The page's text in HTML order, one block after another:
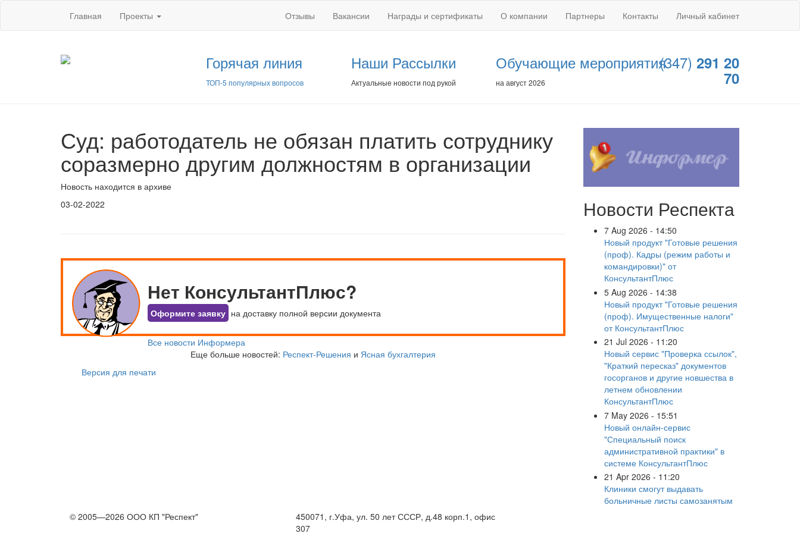
Главная Проекты Отзывы Вакансии Награды и сертификаты О компании Партнеры Контакты Личный кабинет
Горячая линия
ТОП-5 популярных вопросов
Наши Рассылки
Актуальные новости под рукой
Обучающие мероприятия
на август 2026
(347) 291 20
70
Суд: работодатель не обязан платить сотруднику
соразмерно другим должностям в организации
Новость находится в архиве
03-02-2022
Нет КонсультантПлюс?
Оформите заявку на доставку полной версии документа
Все новости Информера
Еще больше новостей: Респект-Решения и Ясная бухгалтерия
Версия для печати
Новости Респекта
7 Aug 2026 - 14:50
Новый продукт "Готовые решения
(проф). Кадры (режим работы и
командировки)" от
КонсультантПлюс
5 Aug 2026 - 14:38
Новый продукт "Готовые решения
(проф). Имущественные налоги"
от КонсультантПлюс
21 Jul 2026 - 11:20
Новый сервис "Проверка ссылок",
"Краткий пересказ" документов
госорганов и другие новшества в
летнем обновлении
КонсультантПлюс
7 May 2026 - 15:51
Новый онлайн-сервис
"Специальный поиск
административной практики" в
системе КонсультантПлюс
21 Apr 2026 - 11:20
Клиники смогут выдавать
больничные листы самозанятым
© 2005—2026 ООО КП "Респект"
450071, г.Уфа, ул. 50 лет СССР, д.48 корп.1, офис
307